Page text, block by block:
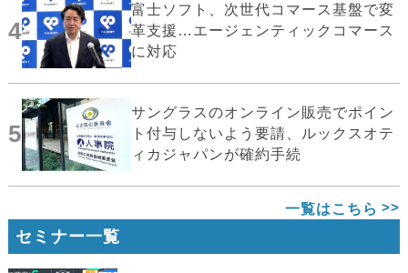
4
富士ソフト、次世代コマース基盤で変
革支援…エージェンティックコマース
に対応
5
サングラスのオンライン販売でポイン
ト付与しないよう要請、ルックスオテ
ィカジャパンが確約手続
一覧はこちら
セミナー一覧